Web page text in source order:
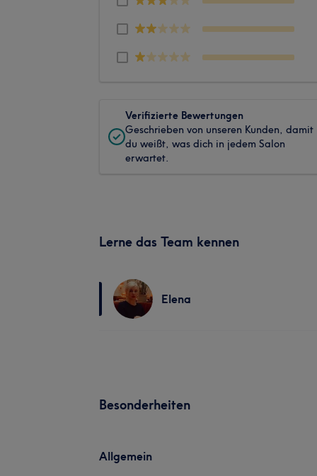
Verifizierte Bewertungen
Geschrieben von unseren Kunden, damit
du weißt, was dich in jedem Salon
erwartet.
Lerne das Team kennen
Elena
Besonderheiten
Allgemein